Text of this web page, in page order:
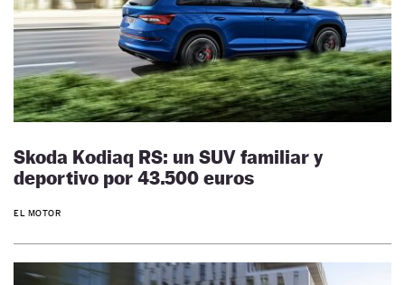
Skoda Kodiaq RS: un SUV familiar y
deportivo por 43.500 euros
EL MOTOR